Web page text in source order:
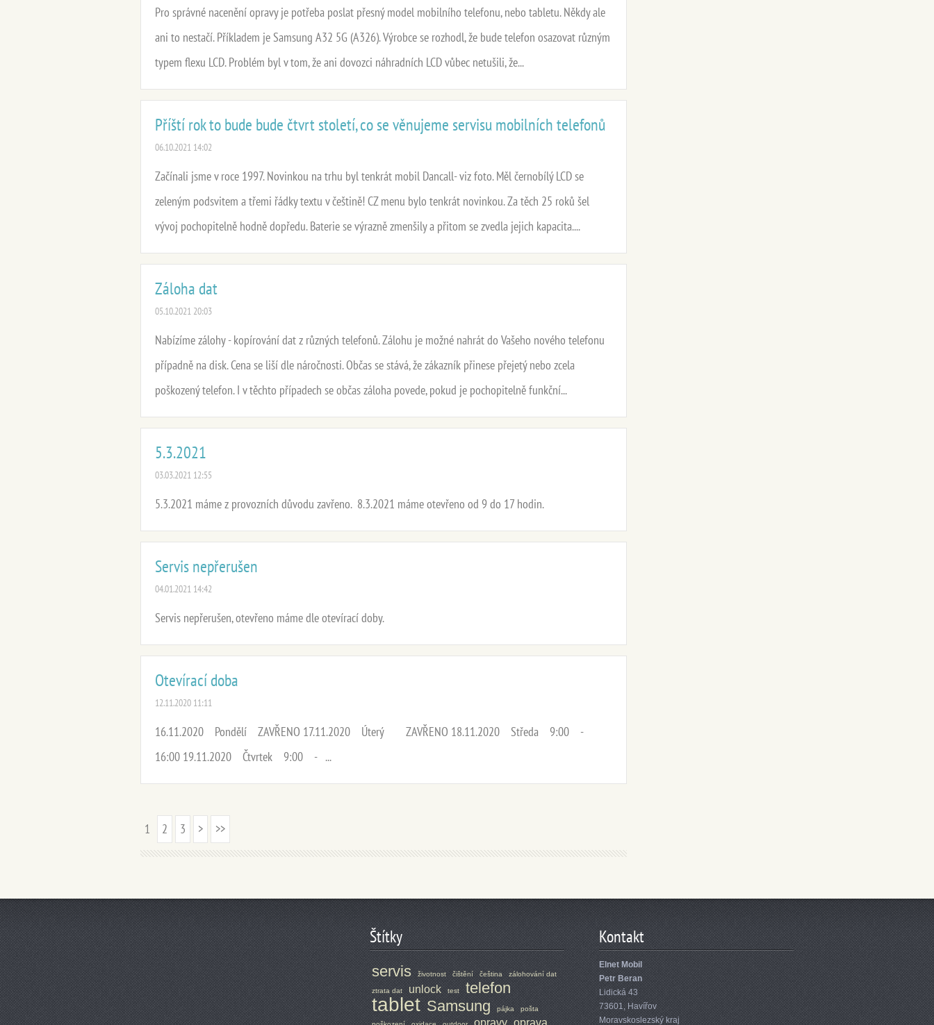
Pro správné nacenění opravy je potřeba poslat přesný model mobilního telefonu, nebo tabletu. Někdy ale
ani to nestačí. Příkladem je Samsung A32 5G (A326). Výrobce se rozhodl, že bude telefon osazovat různým
typem flexu LCD. Problém byl v tom, že ani dovozci náhradních LCD vůbec netušili, že...
Příští rok to bude bude čtvrt století, co se věnujeme servisu mobilních telefonů
06.10.2021 14:02
Začínali jsme v roce 1997. Novinkou na trhu byl tenkrát mobil Dancall- viz foto. Měl černobílý LCD se
zeleným podsvitem a třemi řádky textu v češtině! CZ menu bylo tenkrát novinkou. Za těch 25 roků šel
vývoj pochopitelně hodně dopředu. Baterie se výrazně zmenšily a přitom se zvedla jejich kapacita....
Záloha dat
05.10.2021 20:03
Nabízíme zálohy - kopírování dat z různých telefonů. Zálohu je možné nahrát do Vašeho nového telefonu
případně na disk. Cena se liší dle náročnosti. Občas se stává, že zákazník přinese přejetý nebo zcela
poškozený telefon. I v těchto případech se občas záloha povede, pokud je pochopitelně funkční...
5.3.2021
03.03.2021 12:55
5.3.2021 máme z provozních důvodu zavřeno. 8.3.2021 máme otevřeno od 9 do 17 hodin.
Servis nepřerušen
04.01.2021 14:42
Servis nepřerušen, otevřeno máme dle otevírací doby.
Otevírací doba
12.11.2020 11:11
16.11.2020 Pondělí ZAVŘENO 17.11.2020 Úterý ZAVŘENO 18.11.2020 Středa 9:00 -
16:00 19.11.2020 Čtvrtek 9:00 - ...
1 2 3 > >>
Štítky
servis životnost čištění čeština zálohování dat
ztrata dat unlock test telefon
tablet Samsung pájka
pošta
opravy oprava
Kontakt
Elnet Mobil
Petr Beran
Lidická 43
73601,Havířov
Moravskoslezský kraj